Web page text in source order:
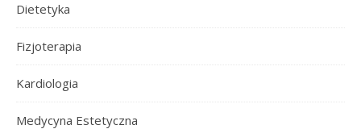
Dietetyka
Fizjoterapia
Kardiologia
Medycyna Estetyczna